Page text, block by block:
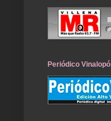
Periódico Vinalopó